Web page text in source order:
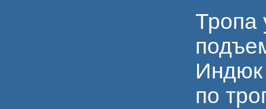
Тропа
Индюк
по